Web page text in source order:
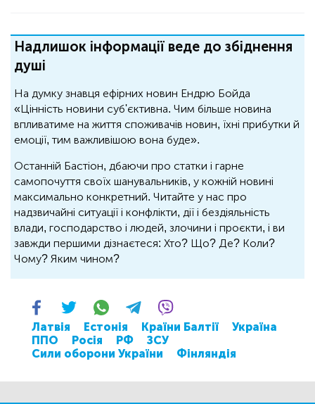
Надлишок інформації веде до збіднення
душі
На думку знавця ефірних новин Ендрю Бойда
«Цінність новини суб'єктивна. Чим більше новина
впливатиме на життя споживачів новин, їхні прибутки й
емоції, тим важливішою вона буде».
Останній Бастіон, дбаючи про статки і гарне
самопочуття своїх шанувальників, у кожній новині
максимально конкретний. Читайте у нас про
надзвичайні ситуації і конфлікти, дії і бездіяльність
влади, господарство і людей, злочини і проєкти, і ви
завжди першими дізнаєтеся: Хто? Що? Де? Коли?
Чому? Яким чином?
Латвія Естонія Країни Балтії
Україна
ППО
Росія РФ
ЗСУ
Сили оборони України
Фінляндія